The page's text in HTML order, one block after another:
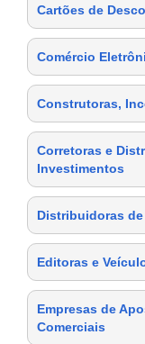
Cartões de
Comércio
Construtoras,
Corretoras e
Investimentos
Distribuidoras
Editoras e
Empresas de
Comerciais